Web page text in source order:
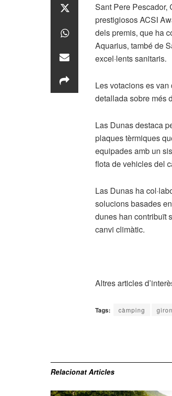
Sant Pere Pescador,
prestigiosos ACSI
dels premis, que ha
Aquarius, també de
excel·lents sanitaris.
Les votacions es
detallada sobre més
Las Dunas destaca
plaques tèrmiques
equipades amb un
flota de vehicles del
Las Dunas ha
solucions basades
dunes han contribuït
canvi climàtic.
Altres articles
Tags: càmping
Relacionat Articles